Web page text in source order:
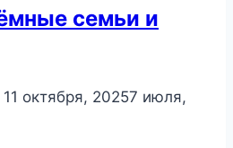
семьи и
11 октября, 20257 июля,